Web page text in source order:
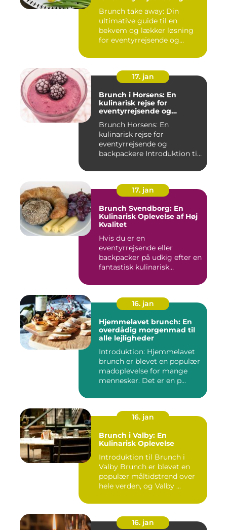
Brunch take away: Din
ultimative guide til en
bekvem og lækker løsning
for eventyrrejsende og
17. jan
Brunch i Horsens: En
kulinarisk rejse for
eventyrrejsende og
Brunch Horsens: En
kulinarisk rejse for
eventyrrejsende og
backpackere Introduktion til
17. jan
Brunch Svendborg: En
Kulinarisk Oplevelse af Høj
Kvalitet
Hvis du er en
eventyrrejsende eller
backpacker på udkig efter en
fantastisk kulinarisk
16. jan
Hjemmelavet brunch: En
overdådig morgenmad til
alle lejligheder
Introduktion: Hjemmelavet
brunch er blevet en populær
madoplevelse for mange
mennesker. Det er en p...
16. jan
Brunch i Valby: En
Kulinarisk Oplevelse
Introduktion til Brunch i
Valby Brunch er blevet en
populær måltidstrend over
hele verden, og Valby ...
16. jan